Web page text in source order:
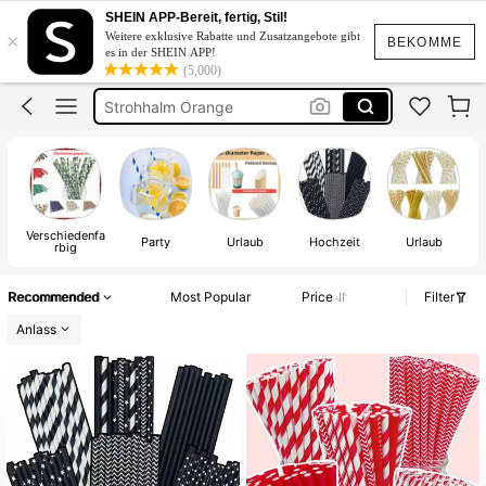
BEKOMME
×
SHEIN APP-Bereit, fertig, Stil!
Weitere exklusive Rabatte und Zusatzangebote gibt
es in der SHEIN APP!
(5,000)
Strohhalm Plastik
Strohhalm Plastik Schwarz
Strohhalm Orange
Papier Strohhalme
Strohhalm Plastik
Verschiedenfa
rbig Party Urlaub Hochzeit Urlaub
Recommended Most Popular Price
Filter
Anlass